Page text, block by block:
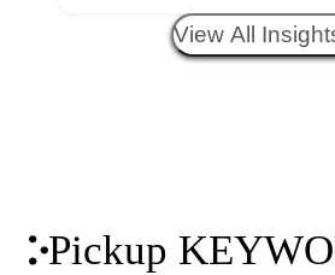
エイティブトレ
View All
Pickup